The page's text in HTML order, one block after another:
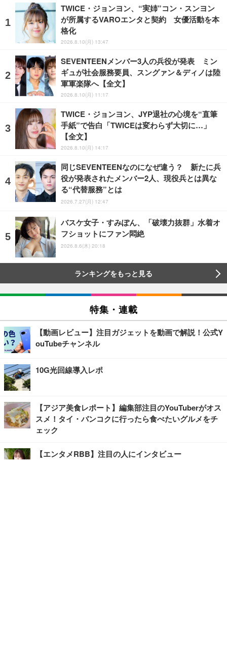
TWICE・ジョンヨン、“実姉”コン・スンヨン
が所属するVAROエンタと契約 女優活動を本
格化
2026.8.10(月) 13:47
SEVENTEENメンバー3人の兵役が発表 ミン
ギュが社会服務要員、スングァン＆ディノは陸
軍軍楽隊へ【全文】
2026.8.10(月) 11:17
TWICE・ジョンヨン、JYP退社の心境を“直筆
手紙”で告白「TWICEは変わらず大切に…」
【全文】
2026.8.10(月) 14:17
同じSEVENTEENなのになぜ違う？ 新たに兵
役が発表されたメンバー2人、現役兵とは異な
る“代替服務”とは
2026.7.27(月) 12:47
バスケ女子・すみぽん、「破壊力抜群」水着オ
フショットにファン悶絶
2026.8.6(木) 20:18
ランキングをもっと見る
特集・連載
【動画レビュー】注目ガジェットを動画で解説！公式Y
ouTubeチャンネル
10G光回線導入レポ
【アジア美食レポート】編集部注目のYouTuberがオス
スメ！タイ・バンコクに行ったら食べたいグルメをチ
ェック
【エンタメRBB】注目の人にインタビュー